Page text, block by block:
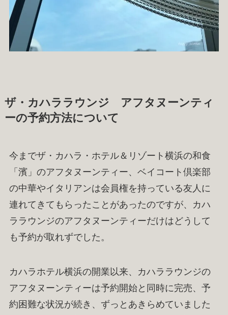
ザ・カハララウンジ アフタヌーンティ
ーの予約方法について
今までザ・カハラ・ホテル＆リゾート横浜の和食
「濱」のアフタヌーンティー、ベイコート倶楽部
の中華やイタリアンは会員権を持っている友人に
連れてきてもらったことがあったのですが、カハ
ララウンジのアフタヌーンティーだけはどうして
も予約が取れずでした。
カハラホテル横浜の開業以来、カハララウンジの
アフタヌーンティーは予約開始と同時に完売、予
約困難な状況が続き、ずっとあきらめていました